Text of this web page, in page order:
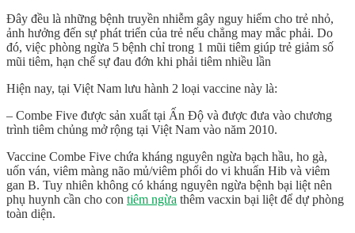
Đây đều là những bệnh truyền nhiễm gây nguy hiểm cho trẻ nhỏ,
ảnh hưởng đến sự phát triển của trẻ nếu chẳng may mắc phải. Do
đó, việc phòng ngừa 5 bệnh chỉ trong 1 mũi tiêm giúp trẻ giảm số
mũi tiêm, hạn chế sự đau đớn khi phải tiêm nhiều lần
Hiện nay, tại Việt Nam lưu hành 2 loại vaccine này là:
– Combe Five được sản xuất tại Ấn Độ và được đưa vào chương
trình tiêm chủng mở rộng tại Việt Nam vào năm 2010.
Vaccine Combe Five chứa kháng nguyên ngừa bạch hầu, ho gà,
uốn ván, viêm màng não mủ/viêm phổi do vi khuẩn Hib và viêm
gan B. Tuy nhiên không có kháng nguyên ngừa bệnh bại liệt nên
phụ huynh cần cho con tiêm ngừa thêm vacxin bại liệt để dự phòng
toàn diện.